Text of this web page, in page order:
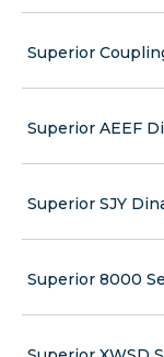
Superior
Superior AEEF
Superior SJY
Superior 8000